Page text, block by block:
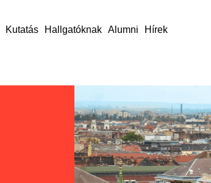
Kutatás Hallgatóknak Alumni Hírek